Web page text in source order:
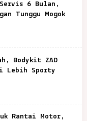
6 Bulan,
Tunggu Mogok
Bodykit ZAD
Lebih Sporty
Rantai Motor,